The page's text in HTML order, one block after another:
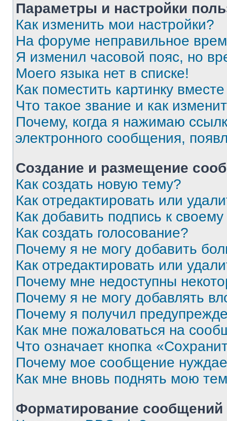
Параметры и настройки
Как изменить мои настройки?
На форуме неправильное
Я изменил часовой пояс, но
Моего языка нет в списке!
Как поместить картинку
Что такое звание и как
Почему, когда я нажимаю
электронного сообщения,
Создание и размещение
Как создать новую тему?
Как отредактировать или
Как добавить подпись к
Как создать голосование?
Почему я не могу добавить
Как отредактировать или
Почему мне недоступны
Почему я не могу добавлять
Почему я получил
Как мне пожаловаться на
Что означает кнопка
Почему мое сообщение
Как мне вновь поднять мою
Форматирование